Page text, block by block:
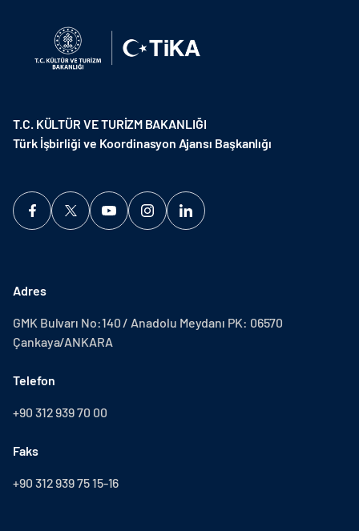
T.C. KÜLTÜR VE TURİZM BAKANLIĞI
Türk İşbirliği ve Koordinasyon Ajansı Başkanlığı
Adres
GMK Bulvarı No:140 / Anadolu Meydanı PK: 06570
Çankaya/ANKARA
Telefon
+90 312 939 70 00
Faks
+90 312 939 75 15-16